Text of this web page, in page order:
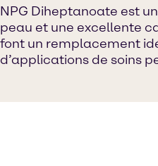
NPG Diheptanoate est
peau et une excellente
font un remplacement
d’applications de soins